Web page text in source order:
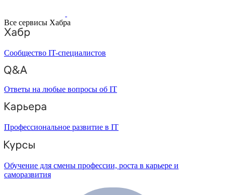
Все сервисы Хабра
Сообщество IT-специалистов
Ответы на любые вопросы об IT
Профессиональное развитие в IT
Обучение для смены профессии, роста в карьере и
саморазвития